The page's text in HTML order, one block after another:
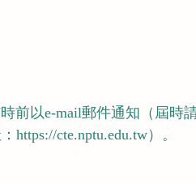
前以e-mail郵件通知（屆時
https://cte.nptu.edu.tw）。